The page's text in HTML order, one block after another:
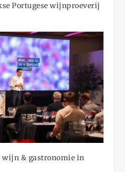
Portugese wijnproeverij
wijn & gastronomie in